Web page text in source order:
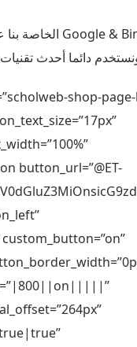
shop-
button_url=”@ET-